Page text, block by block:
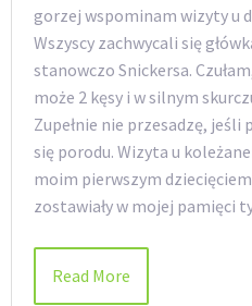
gorzej wspominam wizyty u
Wszyscy zachwycali się
stanowczo Snickersa.
może 2 kęsy i w silnym
Zupełnie nie przesadzę, jeśli
się porodu. Wizyta u
moim pierwszym
zostawiały w mojej pamięci
Read More